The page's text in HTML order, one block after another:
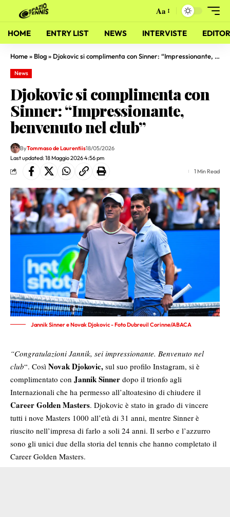
Aa
HOME ENTRY LIST NEWS INTERVISTE
Home» Blog» Djokovic si complimenta con Sinner: “Impressionante, benvenuto nel club”
News
Djokovic si complimenta con
Sinner: “Impressionante,
benvenuto nel club”
Last updated: 18 Maggio 2026 4:56 pm
ByTommaso de Laurentiis18/05/2026
1 Min Read
Jannik Sinner e Novak Djokovic - Foto Dubreuil Corinne/ABACA
“Congratulazioni Jannik, sei impressionante. Benvenuto nel
club“. Così Novak Djokovic, sul suo profilo Instagram, si è
complimentato con Jannik Sinner dopo il trionfo agli
Internazionali che ha permesso all’altoatesino di chiudere il
Career Golden Masters. Djokovic è stato in grado di vincere
tutti i nove Masters 1000 all’età di 31 anni, mentre Sinner è
riuscito nell’impresa di farlo a soli 24 anni. Il serbo e l’azzurro
sono gli unici due della storia del tennis che hanno completato il
Career Golden Masters.